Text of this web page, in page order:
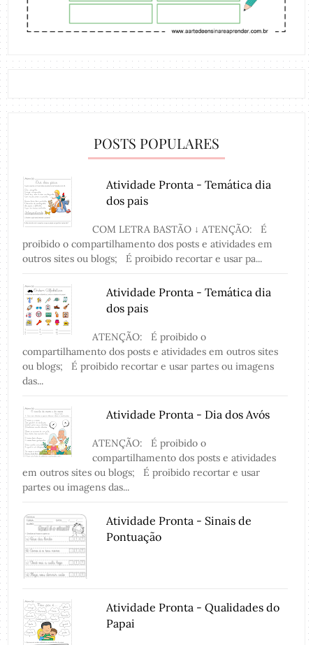
POSTS POPULARES
Atividade Pronta - Temática dia
dos pais
COM LETRA BASTÃO ↓ ATENÇÃO: É
proibido o compartilhamento dos posts e atividades em
outros sites ou blogs; É proibido recortar e usar pa...
Atividade Pronta - Temática dia
dos pais
ATENÇÃO: É proibido o
compartilhamento dos posts e atividades em outros sites
ou blogs; É proibido recortar e usar partes ou imagens
das...
Atividade Pronta - Dia dos Avós
ATENÇÃO: É proibido o
compartilhamento dos posts e atividades
em outros sites ou blogs; É proibido recortar e usar
partes ou imagens das...
Atividade Pronta - Sinais de
Pontuação
Atividade Pronta - Qualidades do
Papai